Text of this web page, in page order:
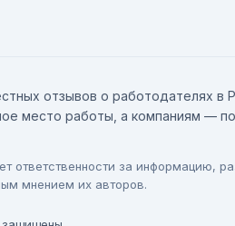
отзывов о работодателях в
место работы, а компаниям —
ответственности за информацию,
мнением их авторов.